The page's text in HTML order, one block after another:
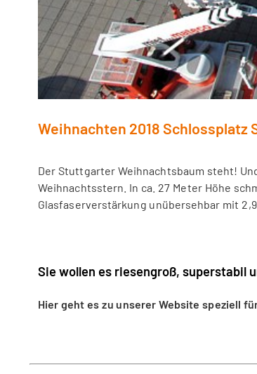
Weihnachten 2018 Schlossplatz
Der Stuttgarter Weihnachtsbaum steht!
Weihnachtsstern. In ca. 27 Meter Höhe
Glasfaserverstärkung unübersehbar mit
diesjährigen Baum auf dem Schlossplatz.
Sie wollen es riesengroß, superstabil
Hier geht es zu unserer Website speziell